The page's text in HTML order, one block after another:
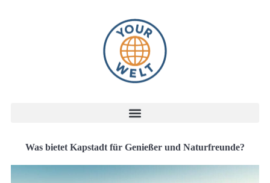
Was bietet Kapstadt für Genießer und Naturfreunde?